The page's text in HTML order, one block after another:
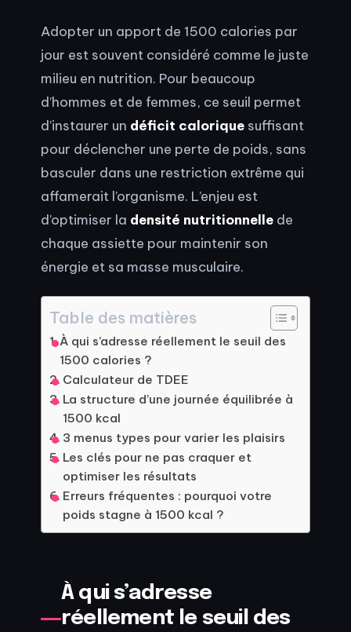
Adopter un apport de 1500 calories par
jour est souvent considéré comme le juste
milieu en nutrition. Pour beaucoup
d’hommes et de femmes, ce seuil permet
d’instaurer un déficit calorique suffisant
pour déclencher une perte de poids, sans
basculer dans une restriction extrême qui
affamerait l’organisme. L’enjeu est
d’optimiser la densité nutritionnelle de
chaque assiette pour maintenir son
énergie et sa masse musculaire.
Table des matières
À qui s’adresse réellement le seuil des
1500 calories ?
Calculateur de TDEE
La structure d’une journée équilibrée à
1500 kcal
3 menus types pour varier les plaisirs
Les clés pour ne pas craquer et
optimiser les résultats
Erreurs fréquentes : pourquoi votre
poids stagne à 1500 kcal ?
À qui s’adresse
réellement le seuil des